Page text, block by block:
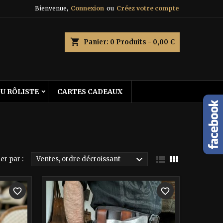
Bienvenue, Connexion ou Créez votre compte
shopping_cart Panier: 0 Produits - 0,00 €
RÔLISTE CARTES CADEAUX
par : Ventes, ordre décroissant   
favorite_border favorite_border